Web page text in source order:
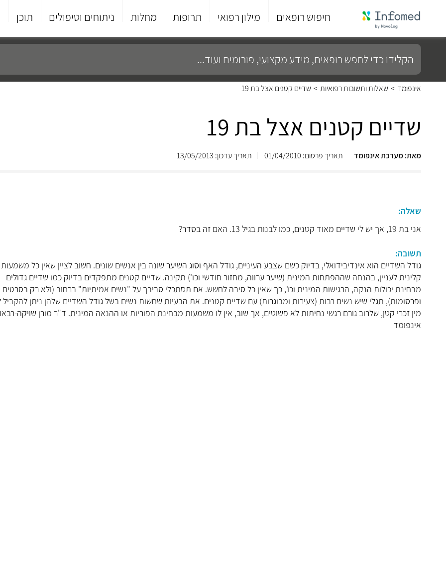
חיפוש רופאים מילון רפואי תרופות מחלות ניתוחים וטיפולים תוכן
סוף
התפריט
הקלידו
כדי
לחפש
רופאים,
מידע
מקצועי,
אינפומד > שאלות ותשובות רפואיות > שדיים קטנים אצל בת 19
שדיים קטנים אצל בת 19
מאת: מערכת אינפומד תאריך פרסום: 01/04/2010 תאריך עדכון: 13/05/2013
שאלה:
אני בת 19, אך יש לי שדיים מאוד קטנים, כמו לבנות בגיל 13. האם זה בסדר?
תשובה:
גודל השדיים הוא אינדיבידואלי, בדיוק כשם שצבע העיניים, גודל האף וסוג השיער שונה בין אנשים שונים. חשוב לציין שאין כל משמעות
קלינית לעניין, בהנחה שההפתחות המינית (שיער ערווה, מחזור חודשי וכו') תקינה. שדיים קטנים מתפקדים בדיוק כמו שדיים גדולים
מבחינת יכולות הנקה, הרגישות המינית וכו', כך שאין כל סיבה לחשש. אם תסתכלי סביבך על "נשים אמיתיות" ברחוב (ולא רק בסרטים
ופרסומות), תגלי שיש נשים רבות (צעירות ומבוגרות) עם שדיים קטנים. את הבעיות שחשות נשים בשל גודל השדיים שלהן ניתן להקביל
מין זכרי קטן, שלרוב גורם רגשי נחיתות לא פשוטים, אך שוב, אין לו משמעות מבחינת הפוריות או ההנאה המינית. ד"ר מורן שויקה-
אינפומד